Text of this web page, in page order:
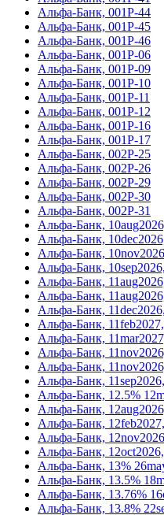
Альфа-Банк, 001P-44
Альфа-Банк, 001P-45
Альфа-Банк, 001P-46
Альфа-Банк, 001Р-06
Альфа-Банк, 001Р-09
Альфа-Банк, 001Р-10
Альфа-Банк, 001Р-11
Альфа-Банк, 001Р-12
Альфа-Банк, 001Р-16
Альфа-Банк, 001Р-17
Альфа-Банк, 002Р-25
Альфа-Банк, 002Р-26
Альфа-Банк, 002Р-29
Альфа-Банк, 002Р-30
Альфа-Банк, 002Р-31
Альфа-Банк,
Альфа-Банк,
Альфа-Банк,
Альфа-Банк,
Альфа-Банк,
Альфа-Банк,
Альфа-Банк,
Альфа-Банк,
Альфа-Банк,
Альфа-Банк,
Альфа-Банк,
Альфа-Банк,
Альфа-Банк, 12.5%
Альфа-Банк,
Альфа-Банк,
Альфа-Банк,
Альфа-Банк,
Альфа-Банк, 13%
Альфа-Банк, 13.5%
Альфа-Банк, 13.76%
Альфа-Банк, 13.8%